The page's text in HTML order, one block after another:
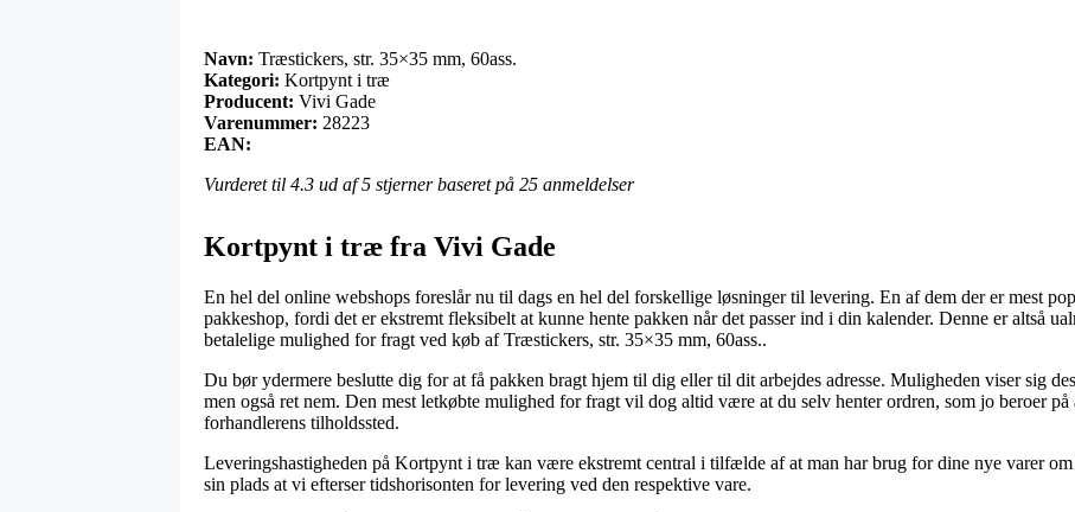
Navn: Træstickers, str. 35×35 mm, 60ass.
Kategori: Kortpynt i træ
Producent: Vivi Gade
Varenummer: 28223
EAN:
Vurderet til 4.3 ud af 5 stjerner baseret på 25 anmeldelser
Kortpynt i træ fra Vivi Gade
En hel del online webshops foreslår nu til dags en hel del forskellige løsninger til levering. En af dem der er mest
pakkeshop, fordi det er ekstremt fleksibelt at kunne hente pakken når det passer ind i din kalender. Denne er altså
betalelige mulighed for fragt ved køb af Træstickers, str. 35×35 mm, 60ass..
Du bør ydermere beslutte dig for at få pakken bragt hjem til dig eller til dit arbejdes adresse. Muligheden viser sig
men også ret nem. Den mest letkøbte mulighed for fragt vil dog altid være at du selv henter ordren, som jo beroer
forhandlerens tilholdssted.
Leveringshastigheden på Kortpynt i træ kan være ekstremt central i tilfælde af at man har brug for dine nye varer om
sin plads at vi efterser tidshorisonten for levering ved den respektive vare.